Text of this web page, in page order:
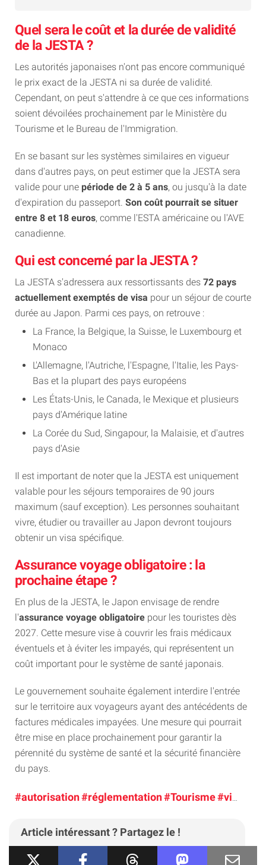
Quel sera le coût et la durée de validité
de la JESTA ?
Les autorités japonaises n'ont pas encore communiqué
le prix exact de la JESTA ni sa durée de validité.
Cependant, on peut s'attendre à ce que ces informations
soient dévoilées prochainement par le Ministère du
Tourisme et le Bureau de l'Immigration.
En se basant sur les systèmes similaires en vigueur
dans d'autres pays, on peut estimer que la JESTA sera
valide pour une période de 2 à 5 ans, ou jusqu'à la date
d'expiration du passeport. Son coût pourrait se situer
entre 8 et 18 euros, comme l'ESTA américaine ou l'AVE
canadienne.
Qui est concerné par la JESTA ?
La JESTA s'adressera aux ressortissants des 72 pays
actuellement exemptés de visa pour un séjour de courte
durée au Japon. Parmi ces pays, on retrouve :
La France, la Belgique, la Suisse, le Luxembourg et
Monaco
L'Allemagne, l'Autriche, l'Espagne, l'Italie, les Pays-
Bas et la plupart des pays européens
Les États-Unis, le Canada, le Mexique et plusieurs
pays d'Amérique latine
La Corée du Sud, Singapour, la Malaisie, et d'autres
pays d'Asie
Il est important de noter que la JESTA est uniquement
valable pour les séjours temporaires de 90 jours
maximum (sauf exception). Les personnes souhaitant
vivre, étudier ou travailler au Japon devront toujours
obtenir un visa spécifique.
Assurance voyage obligatoire : la
prochaine étape ?
En plus de la JESTA, le Japon envisage de rendre
l'assurance voyage obligatoire pour les touristes dès
2027. Cette mesure vise à couvrir les frais médicaux
éventuels et à éviter les impayés, qui représentent un
coût important pour le système de santé japonais.
Le gouvernement souhaite également interdire l'entrée
sur le territoire aux voyageurs ayant des antécédents de
factures médicales impayées. Une mesure qui pourrait
être mise en place prochainement pour garantir la
pérennité du système de santé et la sécurité financière
du pays.
#autorisation#réglementation#Tourisme#visa
Article intéressant ? Partagez le !